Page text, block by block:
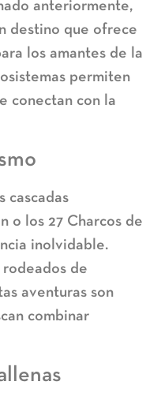
anteriormente,
destino que ofrece
los amantes de la
permiten
conectan con la
cascadas
o los 27 Charcos de
inolvidable.
rodeados de
aventuras son
combinar